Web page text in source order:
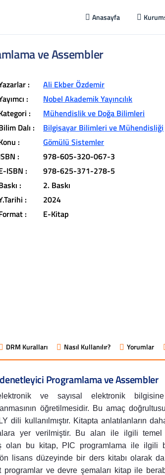
Anasayfa
ve Assembler
:
Ali Ekber Özdemir
:
Nobel Akademik Yayıncılık
:
Mühendislik ve Doğa Bilimleri
Dalı :
Bilgisayar Bilimleri ve Mühendisliği
:
Gömülü Sistemler
:
978-605-320-067-3
ISBN :
978-625-371-278-5
:
2. Baskı
:
2024
:
E-Kitap
DRM Kuralları Nasıl Kullanılır? Yorumlar
Programlama ve Assembler
ve sayısal elektronik
öğretilmesidir. Bu amaç
dili kullanılmıştır. Kitapta anlatılanların
yer verilmiştir. Bu alan ile ilgili temel
olan bu kitap, PIC programlama ile ilgili
lisans düzeyinde bir ders kitabı olarak
programlar ve devre şemaları kitap ile